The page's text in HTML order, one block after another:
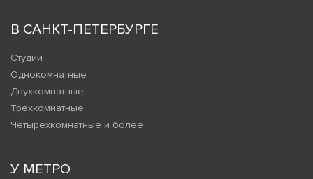
В САНКТ-ПЕТЕРБУРГЕ
Студии
Однокомнатные
Двухкомнатные
Трехкомнатные
Четырехкомнатные и более
У МЕТРО